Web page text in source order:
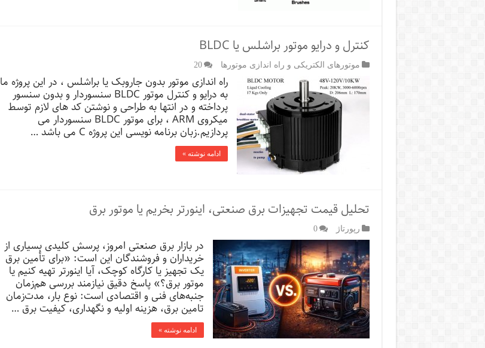
کنترل و درایو موتور براشلس یا BLDC
موتورهای الکتریکی و راه اندازی موتورها 20
راه اندازی موتور بدون جاروبک یا براشلس ، در این پروژه ما
به درایو و کنترل موتور BLDC سنسوردار و بدون سنسور
پرداخته و در انتها به طراحی و نوشتن کد های لازم توسط
میکروی ARM ، برای موتور BLDC سنسوردار می
پردازیم.زبان برنامه نویسی این پروژه C می باشد …
ادامه نوشته »
تحلیل قیمت تجهیزات برق صنعتی، اینورتر بخریم یا موتور برق
رپورتاژ‌ 0
در بازار برق صنعتی امروز، پرسش کلیدی بسیاری از
خریداران و فروشندگان این است: «برای تأمین برق
یک تجهیز یا کارگاه کوچک، آیا اینورتر تهیه کنیم یا
موتور برق؟» پاسخ‌ دقیق نیازمند بررسی هم‌زمان
جنبه‌های فنی و اقتصادی است: نوع بار، مدت‌زمان
تامین برق، هزینه اولیه و نگهداری، کیفیت برق …
ادامه نوشته »